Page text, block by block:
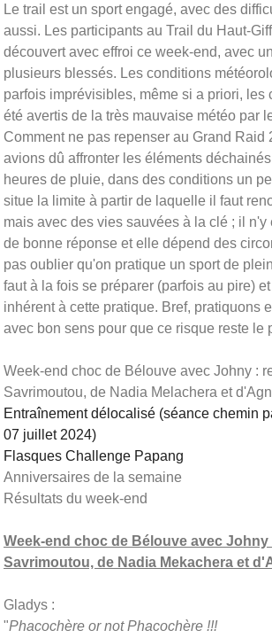
Le trail est un sport engagé, avec des
aussi. Les participants au Trail du Haut-
découvert avec effroi ce week-end, avec
plusieurs blessés. Les conditions
parfois imprévisibles, même si a priori, les
été avertis de la très mauvaise météo par
Comment ne pas repenser au Grand Raid
avions dû affronter les éléments
heures de pluie, dans des conditions un
situe la limite à partir de laquelle il faut
mais avec des vies sauvées à la clé ; il n'y
de bonne réponse et elle dépend des
pas oublier qu'on pratique un sport de
faut à la fois se préparer (parfois au pire)
inhérent à cette pratique. Bref, pratiquons
avec bon sens pour que ce risque reste le
Week-end choc de Bélouve avec Johny :
Savrimoutou, de Nadia Melachera et
Entraînement délocalisé (séance chemin
07 juillet 2024)
Flasques Challenge Papang
Anniversaires de la semaine
Résultats du week-end
Week-end choc de Bélouve avec
Savrimoutou, de Nadia Mekachera et
Gladys :
"Phacochère or not Phacochère !!!